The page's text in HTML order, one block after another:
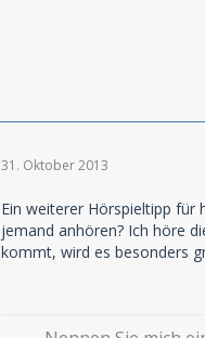
31. Oktober 2013
Ein weiterer Hörspieltipp für
jemand anhören? Ich höre
kommt, wird es besonders